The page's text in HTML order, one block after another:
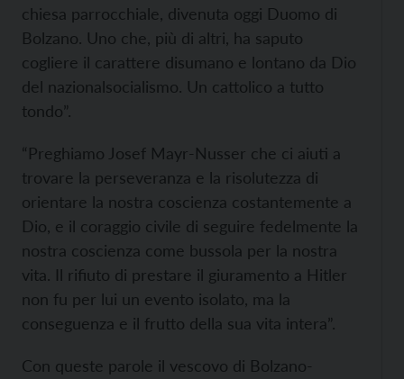
chiesa parrocchiale, divenuta oggi Duomo di
Bolzano. Uno che, più di altri, ha saputo
cogliere il carattere disumano e lontano da Dio
del nazionalsocialismo. Un cattolico a tutto
tondo”.
“Preghiamo Josef Mayr-Nusser che ci aiuti a
trovare la perseveranza e la risolutezza di
orientare la nostra coscienza costantemente a
Dio, e il coraggio civile di seguire fedelmente la
nostra coscienza come bussola per la nostra
vita. Il rifiuto di prestare il giuramento a Hitler
non fu per lui un evento isolato, ma la
conseguenza e il frutto della sua vita intera”.
Con queste parole il vescovo di Bolzano-